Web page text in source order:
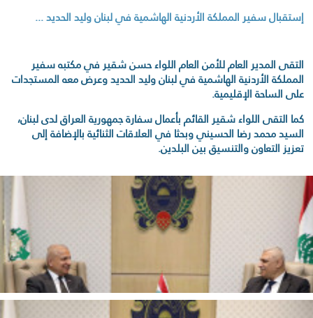
إستقبال سفير المملكة الأردنية الهاشمية في لبنان وليد الحديد ...
التقى المدير العام للأمن العام اللواء حسن شقير في مكتبه سفير
المملكة الأردنية الهاشمية في لبنان وليد الحديد وعرض معه المستجدات
على الساحة الإقليمية.
كما التقى اللواء شقير القائم بأعمال سفارة جمهورية العراق لدى لبنان،
السيد محمد رضا الحسيني وبحثا في العلاقات الثنائية بالإضافة إلى
تعزيز التعاون والتنسيق بين البلدين.